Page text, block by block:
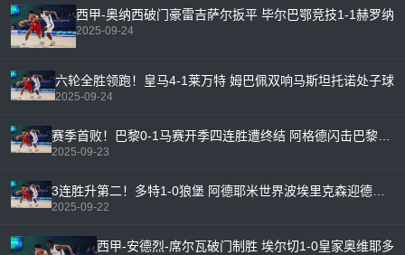
西甲-奥纳西破门豪雷吉萨尔扳平 毕尔巴鄂竞技1-1赫罗纳
2025-09-24
六轮全胜领跑！皇马4-1莱万特 姆巴佩双响马斯坦托诺处子球
2025-09-24
赛季首败！巴黎0-1马赛开季四连胜遭终结 阿格德闪击巴黎多人缺阵
2025-09-23
3连胜升第二！多特1-0狼堡 阿德耶米世界波埃里克森迎德甲首秀
2025-09-22
西甲-安德烈-席尔瓦破门制胜 埃尔切1-0皇家奥维耶多